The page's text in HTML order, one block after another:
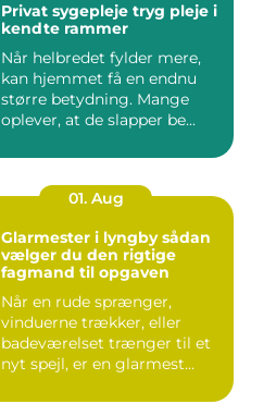
Privat sygepleje tryg pleje i
kendte rammer
Når helbredet fylder mere,
kan hjemmet få en endnu
større betydning. Mange
oplever, at de slapper be...
01. Aug
Glarmester i lyngby sådan
vælger du den rigtige
fagmand til opgaven
Når en rude sprænger,
vinduerne trækker, eller
badeværelset trænger til et
nyt spejl, er en glarmest...